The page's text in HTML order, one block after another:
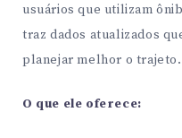
usuários que utilizam
traz dados atualizados
planejar melhor o trajeto.
O que ele oferece: